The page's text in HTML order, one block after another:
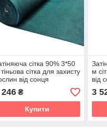
сітка 90% 3*50
сітка для захисту
від сонця
₴
Купити
м
від
3